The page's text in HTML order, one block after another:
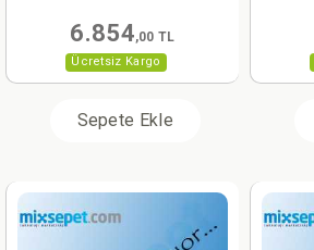
Ücretsiz Kargo
6.854,00 TL
Sepete Ekle